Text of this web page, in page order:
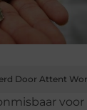
Door Attent